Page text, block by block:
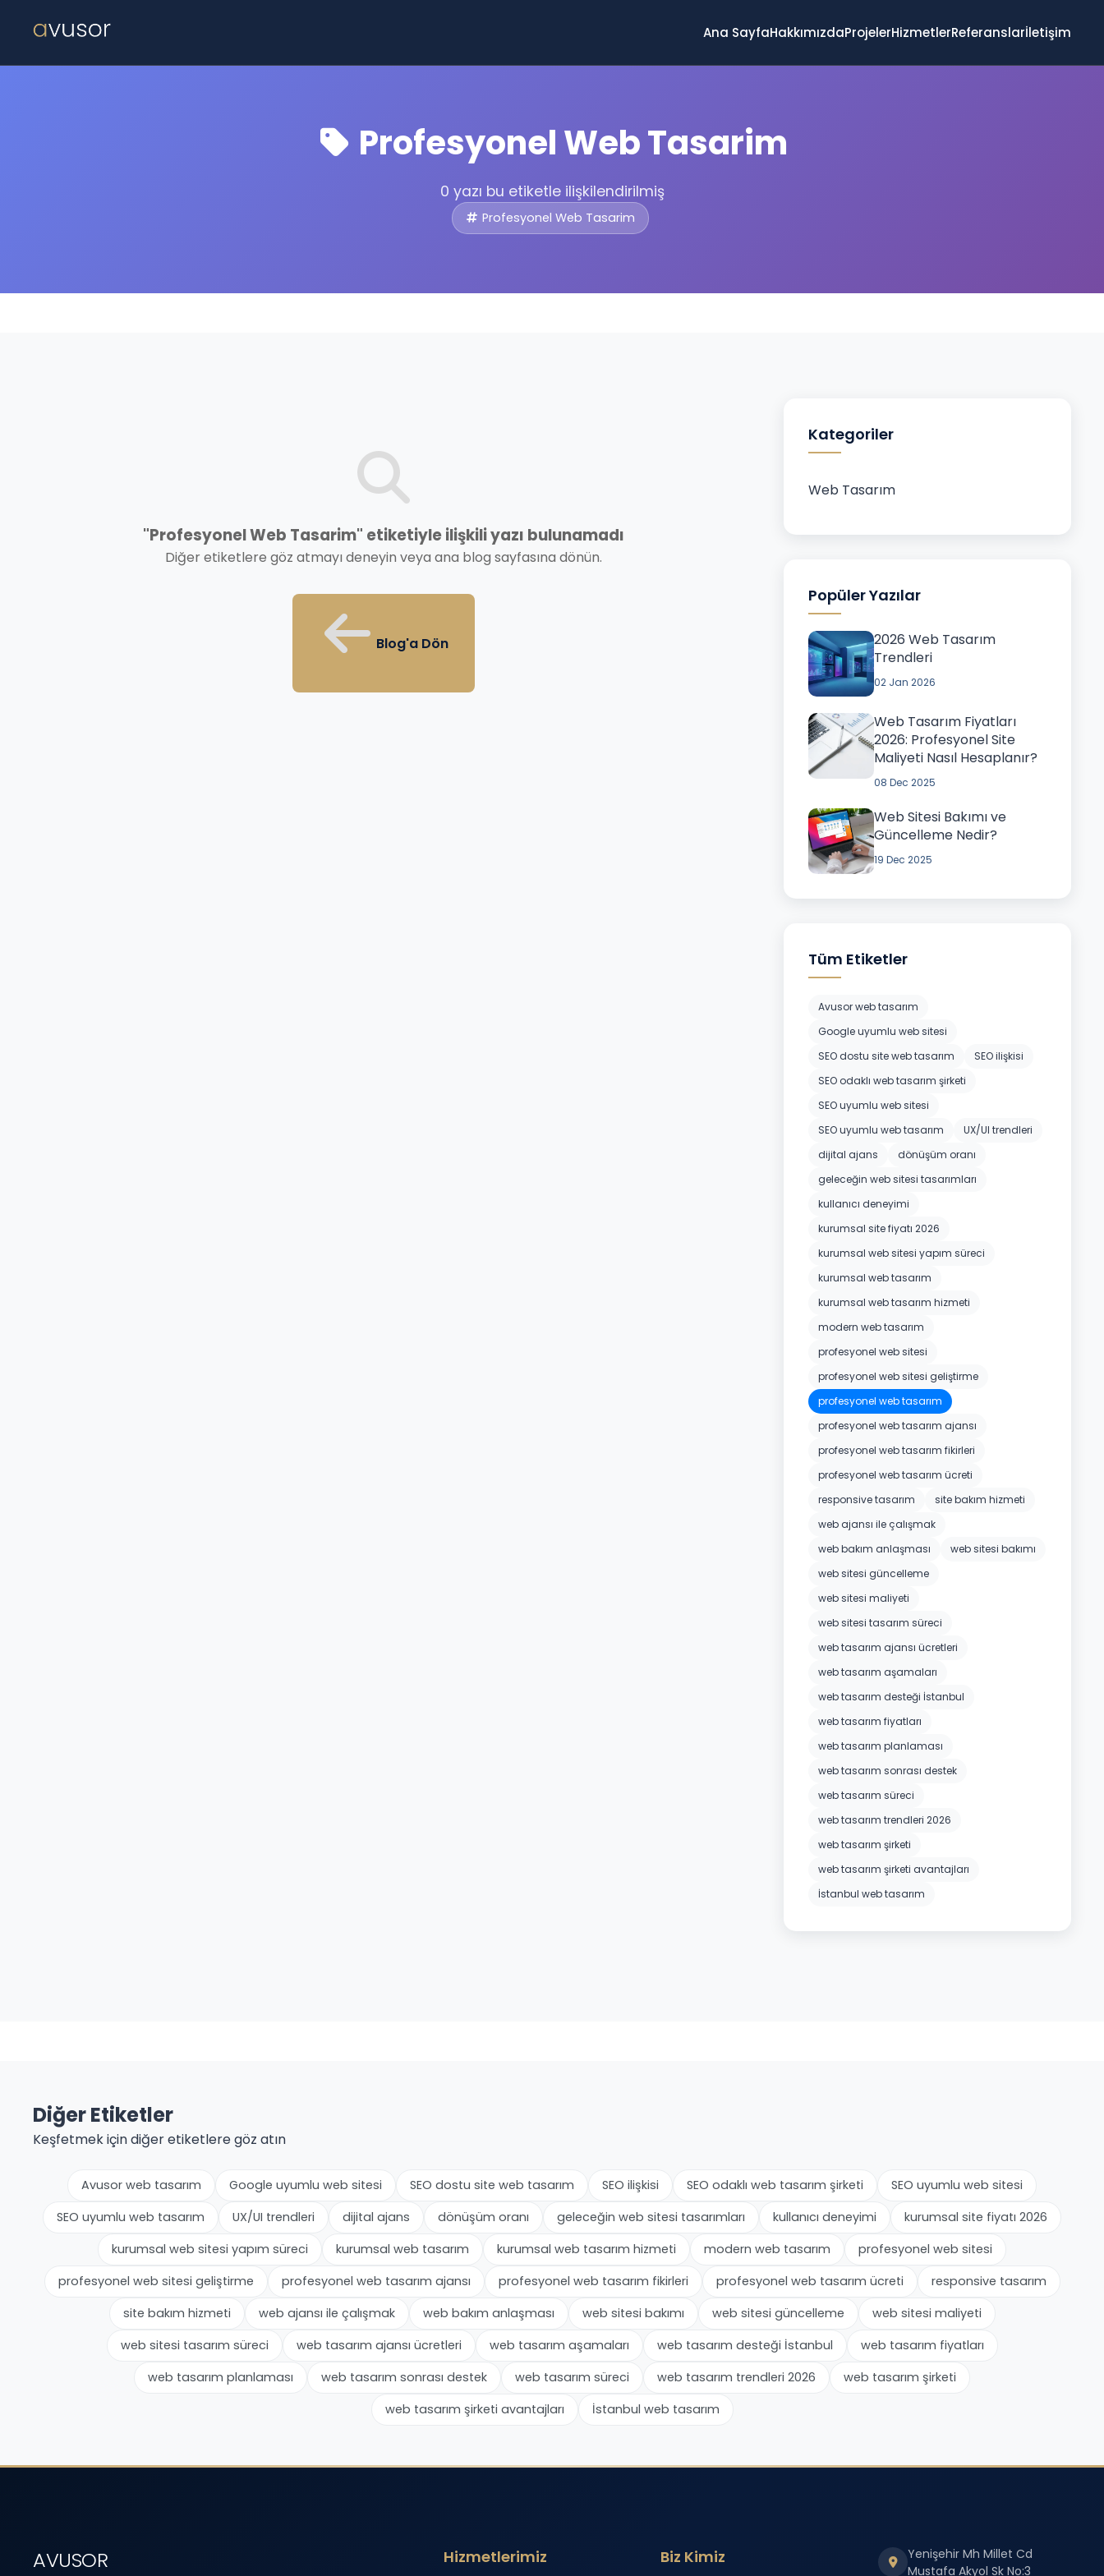
Ana SayfaHakkımızdaProjelerHizmetlerReferanslarİletişim
Profesyonel Web Tasarim
0 yazı bu etiketle ilişkilendirilmiş
Profesyonel Web Tasarim
"Profesyonel Web Tasarim" etiketiyle ilişkili yazı bulunamadı
Diğer etiketlere göz atmayı deneyin veya ana blog sayfasına dönün.
Blog'a Dön
Kategoriler
Web Tasarım
Popüler Yazılar
2026 Web Tasarım
Trendleri
02 Jan 2026
Web Tasarım Fiyatları
2026: Profesyonel Site
Maliyeti Nasıl Hesaplanır?
08 Dec 2025
Web Sitesi Bakımı ve
Güncelleme Nedir?
19 Dec 2025
Tüm Etiketler
Avusor web tasarım
Google uyumlu web sitesi
SEO dostu site web tasarım
SEO ilişkisi
SEO odaklı web tasarım şirketi
SEO uyumlu web sitesi
SEO uyumlu web tasarım
UX/UI trendleri
dijital ajans
dönüşüm oranı
geleceğin web sitesi tasarımları
kullanıcı deneyimi
kurumsal site fiyatı 2026
kurumsal web sitesi yapım süreci
kurumsal web tasarım
kurumsal web tasarım hizmeti
modern web tasarım
profesyonel web sitesi
profesyonel web sitesi geliştirme
profesyonel web tasarım
profesyonel web tasarım ajansı
profesyonel web tasarım fikirleri
profesyonel web tasarım ücreti
responsive tasarım
site bakım hizmeti
web ajansı ile çalışmak
web bakım anlaşması
web sitesi bakımı
web sitesi güncelleme
web sitesi maliyeti
web sitesi tasarım süreci
web tasarım ajansı ücretleri
web tasarım aşamaları
web tasarım desteği İstanbul
web tasarım fiyatları
web tasarım planlaması
web tasarım sonrası destek
web tasarım süreci
web tasarım trendleri 2026
web tasarım şirketi
web tasarım şirketi avantajları
İstanbul web tasarım
Diğer Etiketler
Keşfetmek için diğer etiketlere göz atın
Avusor web tasarım Google uyumlu web sitesi SEO dostu site web tasarım SEO ilişkisi SEO odaklı web tasarım şirketi
SEO uyumlu web sitesi
SEO uyumlu web tasarım
UX/UI trendleri dijital ajans dönüşüm oranı geleceğin web sitesi tasarımları kullanıcı deneyimi
kurumsal site fiyatı 2026
kurumsal web sitesi yapım süreci
kurumsal web tasarım kurumsal web tasarım hizmeti modern web tasarım
profesyonel web sitesi
profesyonel web sitesi geliştirme
profesyonel web tasarım ajansı profesyonel web tasarım fikirleri profesyonel web tasarım ücreti
responsive tasarım
site bakım hizmeti
web ajansı ile çalışmak web bakım anlaşması web sitesi bakımı web sitesi güncelleme
web sitesi maliyeti
web sitesi tasarım süreci
web tasarım ajansı ücretleri web tasarım aşamaları web tasarım desteği İstanbul
web tasarım fiyatları
web tasarım planlaması
web tasarım sonrası destek web tasarım süreci web tasarım trendleri 2026
web tasarım şirketi
web tasarım şirketi avantajları
İstanbul web tasarım
AVUSOR Hizmetlerimiz Biz Kimiz
Yenişehir Mh Millet Cd
Mustafa Akyol Sk No:3